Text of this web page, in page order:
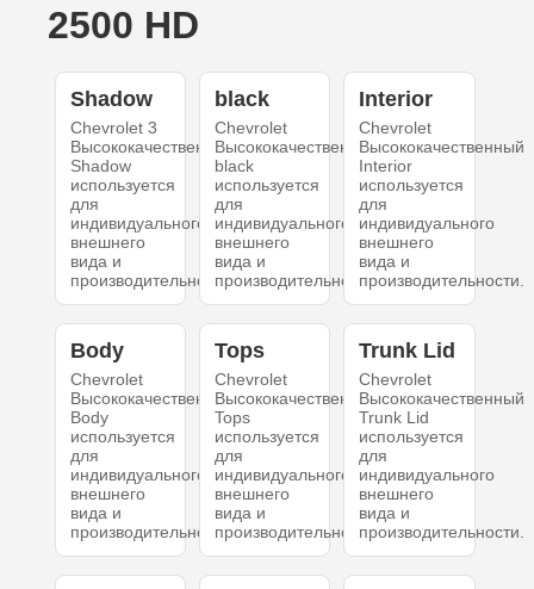
2500 HD
Shadow
Chevrolet 3
Высококачественный
Shadow
используется
для
индивидуального
внешнего
вида и
производительности.
black
Chevrolet
Высококачественный
black
используется
для
индивидуального
внешнего
вида и
производительности.
Interior
Chevrolet
Высококачественный
Interior
используется
для
индивидуального
внешнего
вида и
производительности.
Body
Chevrolet
Высококачественный
Body
используется
для
индивидуального
внешнего
вида и
производительности.
Tops
Chevrolet
Высококачественный
Tops
используется
для
индивидуального
внешнего
вида и
производительности.
Trunk Lid
Chevrolet
Высококачественный
Trunk Lid
используется
для
индивидуального
внешнего
вида и
производительности.